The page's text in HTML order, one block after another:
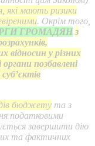
які мають ризики
. Окрім того,
ГРОМАДЯН з
відносин у різних
позбавлені
бюджету та з
податковими
завершити дію
та фактичних